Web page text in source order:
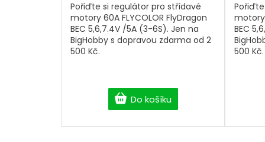
Do košíku
Pořiďte si regulátor pro střídavé
motory 60A FLYCOLOR FlyDragon
BEC 5,6,7.4V /5A (3-6S). Jen na
BigHobby s dopravou zdarma od 2
500 Kč.
motory
BEC
500 Kč.